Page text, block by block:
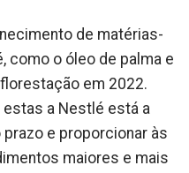
de matérias-
como o óleo de palma e
em 2022.
a Nestlé está a
e proporcionar às
maiores e mais